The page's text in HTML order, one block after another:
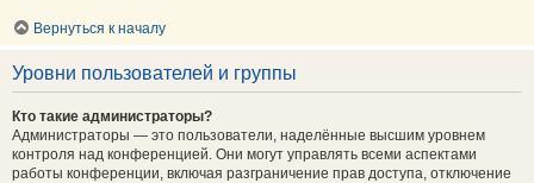
Вернуться к началу
Уровни пользователей и группы
Кто такие администраторы?
Администраторы — это пользователи, наделённые высшим уровнем
контроля над конференцией. Они могут управлять всеми аспектами
работы конференции, включая разграничение прав доступа, отключение